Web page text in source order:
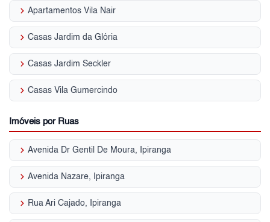
keyboard_arrow_right Apartamentos Vila Nair
keyboard_arrow_right Casas Jardim da Glória
keyboard_arrow_right Casas Jardim Seckler
keyboard_arrow_right Casas Vila Gumercindo
Imóveis por Ruas
keyboard_arrow_right Avenida Dr Gentil De Moura, Ipiranga
keyboard_arrow_right Avenida Nazare, Ipiranga
keyboard_arrow_right Rua Ari Cajado, Ipiranga